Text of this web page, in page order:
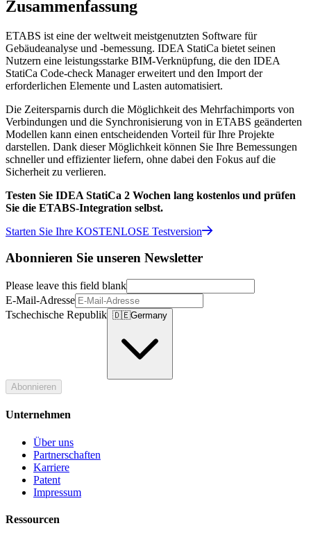
Zusammenfassung
ETABS ist eine der weltweit meistgenutzten Software für
Gebäudeanalyse und -bemessung. IDEA StatiCa bietet seinen
Nutzern eine leistungsstarke BIM-Verknüpfung, die den IDEA
StatiCa Code-check Manager erweitert und den Import der
erforderlichen Elemente und Lasten automatisiert.
Die Zeitersparnis durch die Möglichkeit des Mehrfachimports von
Verbindungen und die Synchronisierung von in ETABS geänderten
Modellen kann einen entscheidenden Vorteil für Ihre Projekte
darstellen. Dank dieser Möglichkeit können Sie Ihre Bemessungen
schneller und effizienter liefern, ohne dabei den Fokus auf die
Sicherheit zu verlieren.
Testen Sie IDEA StatiCa 2 Wochen lang kostenlos und prüfen
Sie die ETABS-Integration selbst.
Starten Sie Ihre KOSTENLOSE Testversion
Abonnieren Sie unseren Newsletter
Please leave this field blank
E-Mail-Adresse
Tschechische Republik 🇩🇪Germany
Abonnieren
Unternehmen
Über uns
Partnerschaften
Karriere
Patent
Impressum
Ressourcen